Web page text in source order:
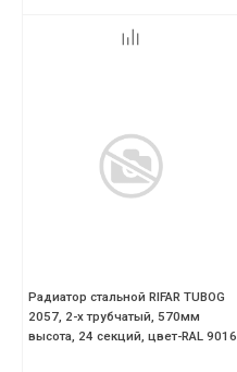
Радиатор стальной RIFAR TUBOG
2057, 2-х трубчатый, 570мм
высота, 24 секций, цвет-RAL 9016